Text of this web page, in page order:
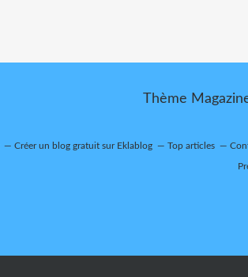
Thème
Créer un blog gratuit sur Eklablog Top articles